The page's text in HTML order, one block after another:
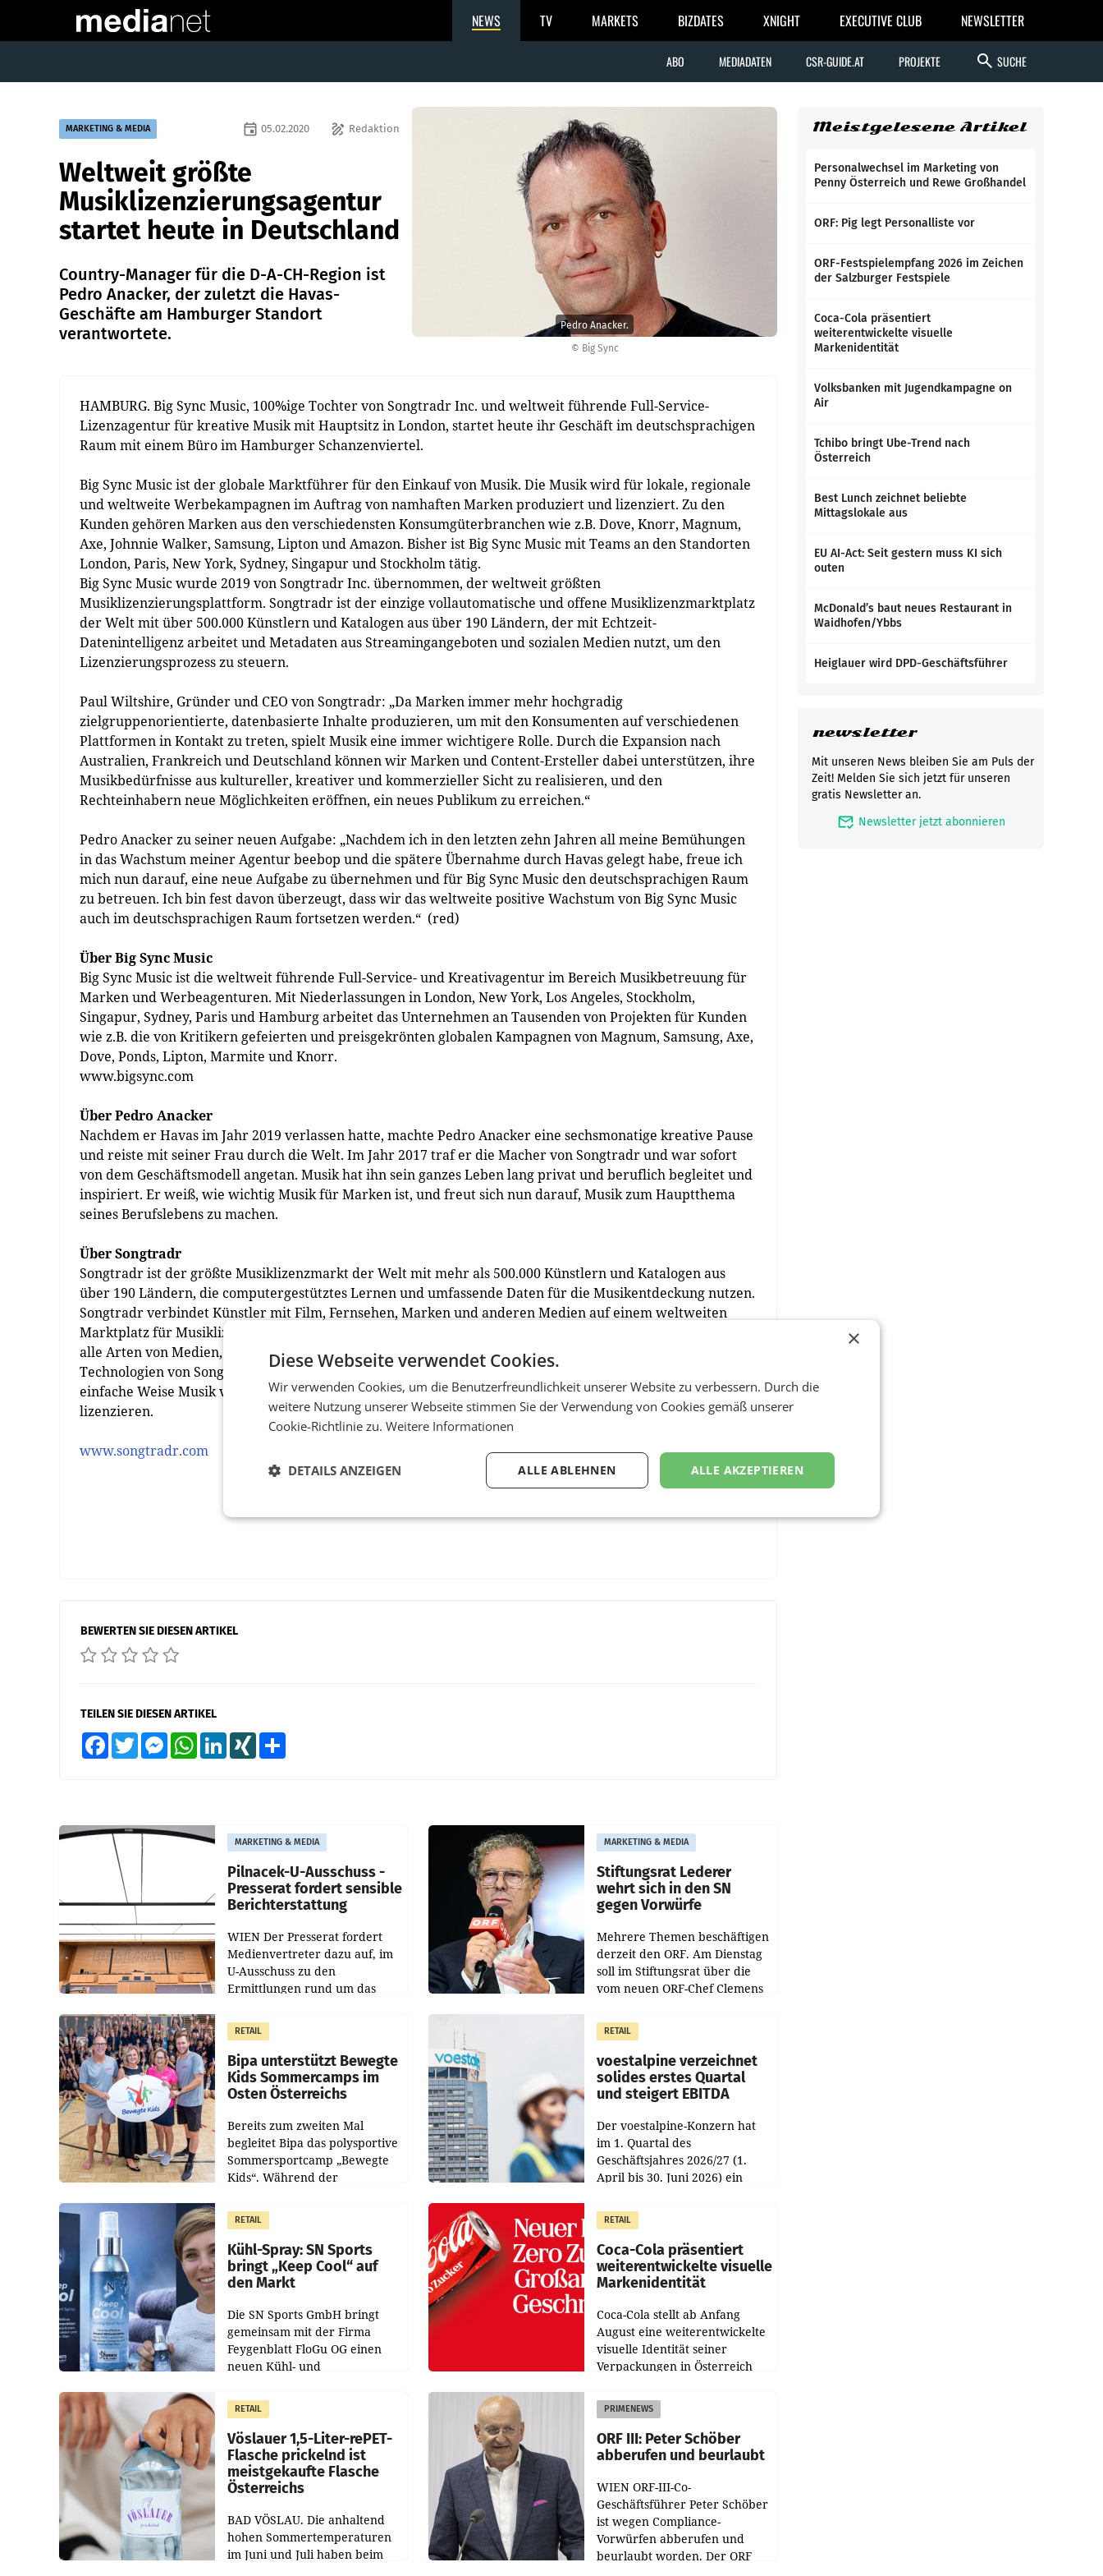
NEWS TV MARKETS BIZDATES XNIGHT EXECUTIVE CLUB NEWSLETTER
ABO MEDIADATEN CSR-GUIDE.AT PROJEKTE search SUCHE
© Big Sync
Pedro Anacker.
MARKETING & MEDIA draw Redaktion
event 05.02.2020
Weltweit größte
Musiklizenzierungsagentur
startet heute in Deutschland
Country-Manager für die D-A-CH-Region ist
Pedro Anacker, der zuletzt die Havas-
Geschäfte am Hamburger Standort
verantwortete.
HAMBURG. Big Sync Music, 100%ige Tochter von Songtradr Inc. und weltweit führende Full-Service-
Lizenzagentur für kreative Musik mit Hauptsitz in London, startet heute ihr Geschäft im deutschsprachigen
Raum mit einem Büro im Hamburger Schanzenviertel.
Big Sync Music ist der globale Marktführer für den Einkauf von Musik. Die Musik wird für lokale, regionale
und weltweite Werbekampagnen im Auftrag von namhaften Marken produziert und lizenziert. Zu den
Kunden gehören Marken aus den verschiedensten Konsumgüterbranchen wie z.B. Dove, Knorr, Magnum,
Axe, Johnnie Walker, Samsung, Lipton und Amazon. Bisher ist Big Sync Music mit Teams an den Standorten
London, Paris, New York, Sydney, Singapur und Stockholm tätig.
Big Sync Music wurde 2019 von Songtradr Inc. übernommen, der weltweit größten
Musiklizenzierungsplattform. Songtradr ist der einzige vollautomatische und offene Musiklizenzmarktplatz
der Welt mit über 500.000 Künstlern und Katalogen aus über 190 Ländern, der mit Echtzeit-
Datenintelligenz arbeitet und Metadaten aus Streamingangeboten und sozialen Medien nutzt, um den
Lizenzierungsprozess zu steuern.
Paul Wiltshire, Gründer und CEO von Songtradr: „Da Marken immer mehr hochgradig
zielgruppenorientierte, datenbasierte Inhalte produzieren, um mit den Konsumenten auf verschiedenen
Plattformen in Kontakt zu treten, spielt Musik eine immer wichtigere Rolle. Durch die Expansion nach
Australien, Frankreich und Deutschland können wir Marken und Content-Ersteller dabei unterstützen, ihre
Musikbedürfnisse aus kultureller, kreativer und kommerzieller Sicht zu realisieren, und den
Rechteinhabern neue Möglichkeiten eröffnen, ein neues Publikum zu erreichen.“
Pedro Anacker zu seiner neuen Aufgabe: „Nachdem ich in den letzten zehn Jahren all meine Bemühungen
in das Wachstum meiner Agentur beebop und die spätere Übernahme durch Havas gelegt habe, freue ich
mich nun darauf, eine neue Aufgabe zu übernehmen und für Big Sync Music den deutschsprachigen Raum
zu betreuen. Ich bin fest davon überzeugt, dass wir das weltweite positive Wachstum von Big Sync Music
auch im deutschsprachigen Raum fortsetzen werden.“ (red)
Über Big Sync Music
Big Sync Music ist die weltweit führende Full-Service- und Kreativagentur im Bereich Musikbetreuung für
Marken und Werbeagenturen. Mit Niederlassungen in London, New York, Los Angeles, Stockholm,
Singapur, Sydney, Paris und Hamburg arbeitet das Unternehmen an Tausenden von Projekten für Kunden
wie z.B. die von Kritikern gefeierten und preisgekrönten globalen Kampagnen von Magnum, Samsung, Axe,
Dove, Ponds, Lipton, Marmite und Knorr.
www.bigsync.com
Über Pedro Anacker
Nachdem er Havas im Jahr 2019 verlassen hatte, machte Pedro Anacker eine sechsmonatige kreative Pause
und reiste mit seiner Frau durch die Welt. Im Jahr 2017 traf er die Macher von Songtradr und war sofort
von dem Geschäftsmodell angetan. Musik hat ihn sein ganzes Leben lang privat und beruflich begleitet und
inspiriert. Er weiß, wie wichtig Musik für Marken ist, und freut sich nun darauf, Musik zum Hauptthema
seines Berufslebens zu machen.
Über Songtradr
Songtradr ist der größte Musiklizenzmarkt der Welt mit mehr als 500.000 Künstlern und Katalogen aus
über 190 Ländern, die computergestütztes Lernen und umfassende Daten für die Musikentdeckung nutzen.
Songtradr verbindet Künstler mit Film, Fernsehen, Marken und anderen Medien auf einem weltweiten
Marktplatz für Musiklizenzen. Musikproduzenten monetarisieren ihre Musik durch die Lizenzierung für
alle Arten von Medien, einschließlich des Vertriebs an alle wichtigen Streaming-Plattformen. Mit den
Technologien von Songtradr können Musikbetreuer, Marken, Filmemacher und andere Urheber auf
einfache Weise Musik von einer großen Gemeinschaft von Künstlern, Bands, Plattenfirmen und Verlagen
lizenzieren.
www.songtradr.com
BEWERTEN SIE DIESEN ARTIKEL
TEILEN SIE DIESEN ARTIKEL
FacebookTwitter MessengerWhatsAppLinkedInXING
MARKETING & MEDIA
Pilnacek-U-Ausschuss -
Presserat fordert sensible
Berichterstattung
WIEN Der Presserat fordert
Medienvertreter dazu auf, im
U-Ausschuss zu den
Ermittlungen rund um das
im Justizministerium, Christian
Pilnacek, auf sensible
MARKETING & MEDIA
Stiftungsrat Lederer
wehrt sich in den SN
gegen Vorwürfe
Mehrere Themen beschäftigen
derzeit den ORF. Am Dienstag
soll im Stiftungsrat über die
vom neuen ORF-Chef Clemens
Besetzungen für die
Direktionen abgestimmt
werden.
RETAIL
Bipa unterstützt Bewegte
Kids Sommercamps im
Osten Österreichs
Bereits zum zweiten Mal
begleitet Bipa das polysportive
Sommersportcamp „Bewegte
Kids“. Während der
Juli und August versorgt das
Unternehmen Kinder sowie
RETAIL
voestalpine verzeichnet
solides erstes Quartal
und steigert EBITDA
Der voestalpine-Konzern hat
im 1. Quartal des
Geschäftsjahres 2026/27 (1.
April bis 30. Juni 2026) ein
Der Umsatz stieg im Vergleich
zur Vorjahresperiode
RETAIL
Kühl-Spray: SN Sports
bringt „Keep Cool“ auf
den Markt
Die SN Sports GmbH bringt
gemeinsam mit der Firma
Feygenblatt FloGu OG einen
neuen Kühl- und
Markt. Das Produkt namens
„Keep Cool“ ist zu 100 Prozent
RETAIL
Coca-Cola präsentiert
weiterentwickelte visuelle
Markenidentität
Coca-Cola stellt ab Anfang
August eine weiterentwickelte
visuelle Identität seiner
Verpackungen in Österreich
Redesigns stehen zentrale
Gestaltungselemente
RETAIL
Vöslauer 1,5-Liter-rePET-
Flasche prickelnd ist
meistgekaufte Flasche
Österreichs
BAD VÖSLAU. Die anhaltend
hohen Sommertemperaturen
im Juni und Juli haben beim
PRIMENEWS
ORF III: Peter Schöber
abberufen und beurlaubt
WIEN ORF-III-Co-
Geschäftsführer Peter Schöber
ist wegen Compliance-
Vorwürfen abberufen und
beurlaubt worden. Der ORF
Meistgelesene Artikel
Personalwechsel im Marketing von
Penny Österreich und Rewe Großhandel
ORF: Pig legt Personalliste vor
ORF-Festspielempfang 2026 im Zeichen
der Salzburger Festspiele
Coca-Cola präsentiert
weiterentwickelte visuelle
Markenidentität
Volksbanken mit Jugendkampagne on
Air
Tchibo bringt Ube-Trend nach
Österreich
Best Lunch zeichnet beliebte
Mittagslokale aus
EU AI-Act: Seit gestern muss KI sich
outen
McDonald’s baut neues Restaurant in
Waidhofen/Ybbs
Heiglauer wird DPD-Geschäftsführer
newsletter
Mit unseren News bleiben Sie am Puls der
Zeit! Melden Sie sich jetzt für unseren
gratis Newsletter an.
mark_email_read Newsletter jetzt abonnieren
×
Diese Webseite verwendet Cookies.
Wir verwenden Cookies, um die Benutzerfreundlichkeit unserer Website zu verbessern. Durch die
weitere Nutzung unserer Webseite stimmen Sie der Verwendung von Cookies gemäß unserer
Cookie-Richtlinie zu. Weitere Informationen
ALLE AKZEPTIEREN
ALLE ABLEHNEN
DETAILS ANZEIGEN